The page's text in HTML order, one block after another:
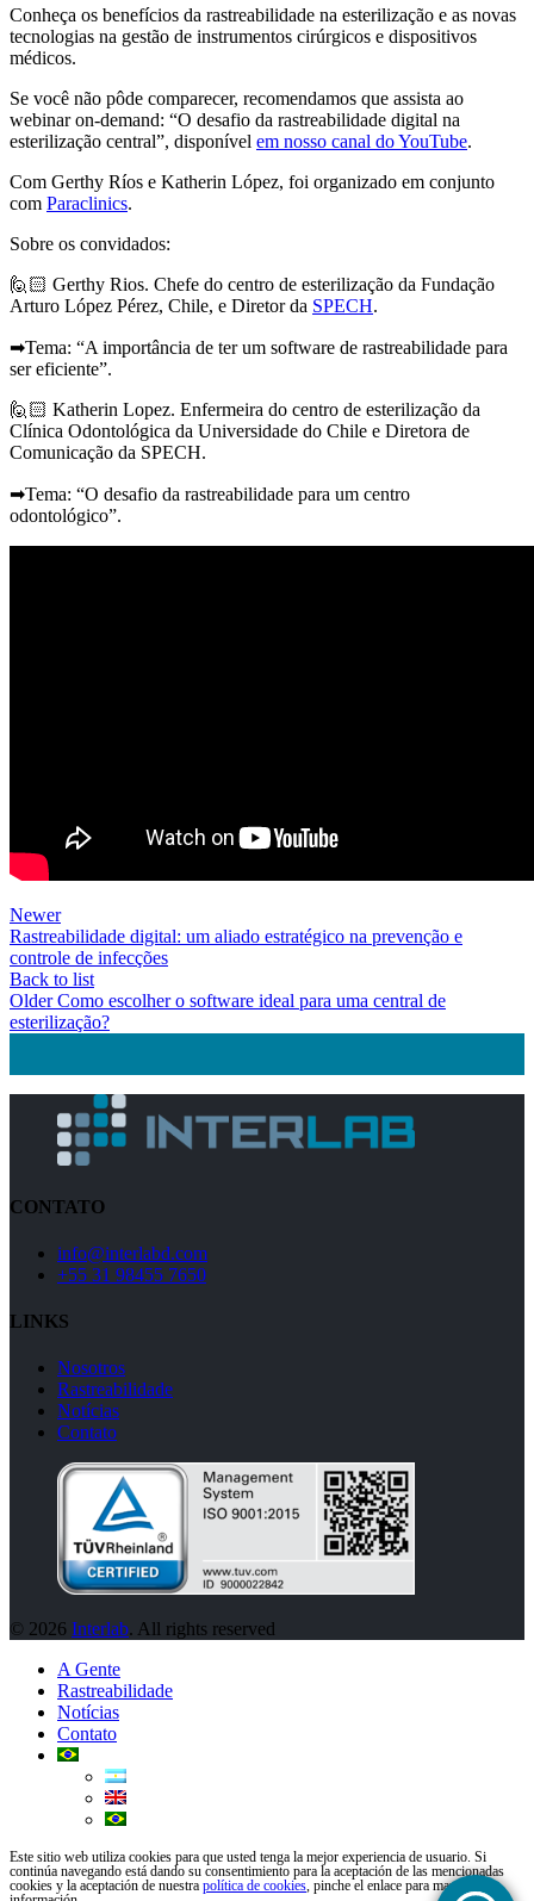
Conheça os benefícios da rastreabilidade na esterilização e as novas
tecnologias na gestão de instrumentos cirúrgicos e dispositivos
médicos.
Se você não pôde comparecer, recomendamos que assista ao
webinar on-demand: “O desafio da rastreabilidade digital na
esterilização central”, disponível em nosso canal do YouTube.
Com Gerthy Ríos e Katherin López, foi organizado em conjunto
com Paraclinics.
Sobre os convidados:
🙋🏻 Gerthy Rios. Chefe do centro de esterilização da Fundação
Arturo López Pérez, Chile, e Diretor da SPECH.
➡Tema: “A importância de ter um software de rastreabilidade para
ser eficiente”.
🙋🏻 Katherin Lopez. Enfermeira do centro de esterilização da
Clínica Odontológica da Universidade do Chile e Diretora de
Comunicação da SPECH.
➡Tema: “O desafio da rastreabilidade para um centro
odontológico”.
Newer
Rastreabilidade digital: um aliado estratégico na prevenção e
controle de infecções
Back to list
Older Como escolher o software ideal para uma central de
esterilização?
CONTATO
info@interlabd.com
+55 31 98455 7650
LINKS
Nosotros
Rastreabilidade
Notícias
Contato
© 2026 Interlab. All rights reserved
A Gente
Rastreabilidade
Notícias
Contato
Este sitio web utiliza cookies para que usted tenga la mejor experiencia de usuario. Si
continúa navegando está dando su consentimiento para la aceptación de las mencionadas
cookies y la aceptación de nuestra política de cookies, pinche el enlace para mayor